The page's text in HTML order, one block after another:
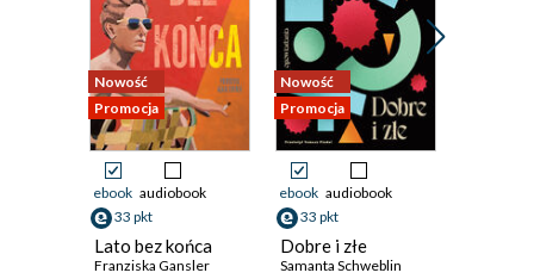
Nowość
Promocja
ebook audiobook
33 pkt
Lato bez końca
Franziska Gansler
Nowość
Promocja
ebook audiobook
33 pkt
Dobre i złe
Samanta Schweblin